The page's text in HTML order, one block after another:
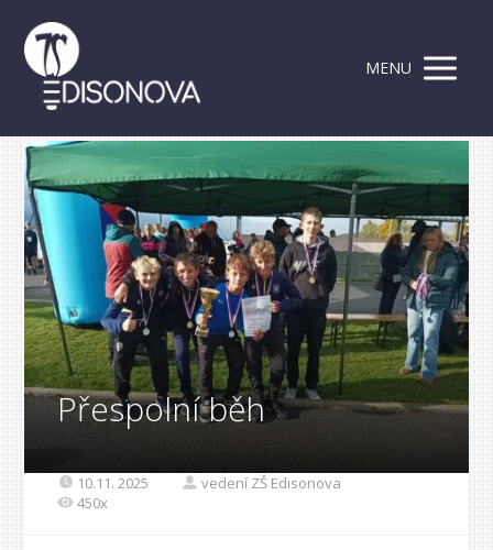
MENU
Přespolní běh
10.11. 2025
vedení ZŠ Edisonova
450x